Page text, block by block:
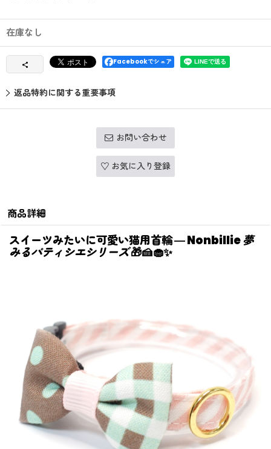
在庫なし
Facebookでシェア
返品特約に関する重要事項
お問い合わせ
お気に入り登録
商品詳細
スイーツみたいに可愛い猫用首輪 ― Nonbillie夢
みるパティシエシリーズ🎁🍰🧁✨